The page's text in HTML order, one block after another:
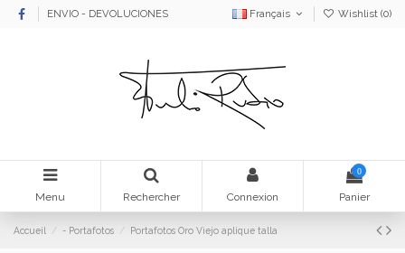
ENVIO - DEVOLUCIONES Français Wishlist (0)
Menu Rechercher Connexion
0
Panier
Accueil - Portafotos Portafotos Oro Viejo aplique talla